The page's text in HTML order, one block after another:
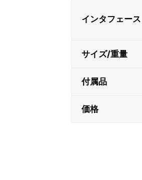
インタフェース
サイズ/重量
付属品
価格